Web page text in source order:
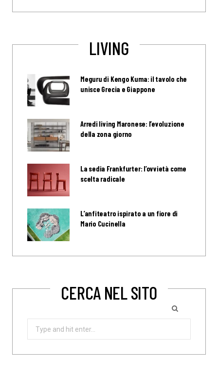
LIVING
Meguru di Kengo Kuma: il tavolo che
unisce Grecia e Giappone
Arredi living Maronese: l’evoluzione
della zona giorno
La sedia Frankfurter: l’ovvietà come
scelta radicale
L’anfiteatro ispirato a un fiore di
Mario Cucinella
CERCA NEL SITO